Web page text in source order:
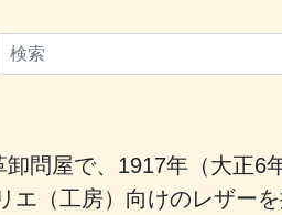
問屋で、1917年（大正6
（工房）向けのレザー